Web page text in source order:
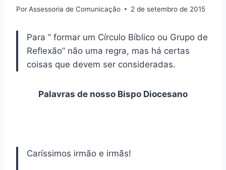
PorAssessoria de Comunicação 2 de setembro de 2015
Para ” formar um Círculo Bíblico ou Grupo de
Reflexão” não uma regra, mas há certas
coisas que devem ser consideradas.
Palavras de nosso Bispo Diocesano
Caríssimos irmão e irmãs!